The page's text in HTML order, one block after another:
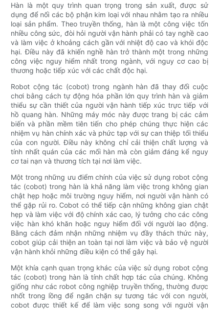
Hàn là một quy trình quan trọng trong sản xuất, được sử
dụng để nối các bộ phận kim loại với nhau nhằm tạo ra nhiều
loại sản phẩm. Theo truyền thống, hàn là một công việc tốn
nhiều công sức, đòi hỏi người vận hành phải có tay nghề cao
và làm việc ở khoảng cách gần với nhiệt độ cao và khói độc
hại. Điều này đã khiến nghề hàn trở thành một trong những
công việc nguy hiểm nhất trong ngành, với nguy cơ cao bị
thương hoặc tiếp xúc với các chất độc hại.
Robot cộng tác (cobot) trong ngành hàn đã thay đổi cuộc
chơi bằng cách tự động hóa phần lớn quy trình hàn và giảm
thiểu sự cần thiết của người vận hành tiếp xúc trực tiếp với
hồ quang hàn. Những máy móc này được trang bị các cảm
biến và phần mềm tiên tiến cho phép chúng thực hiện các
nhiệm vụ hàn chính xác và phức tạp với sự can thiệp tối thiểu
của con người. Điều này không chỉ cải thiện chất lượng và
tính nhất quán của các mối hàn mà còn giảm đáng kể nguy
cơ tai nạn và thương tích tại nơi làm việc.
Một trong những ưu điểm chính của việc sử dụng robot cộng
tác (cobot) trong hàn là khả năng làm việc trong không gian
chật hẹp hoặc môi trường nguy hiểm, nơi người vận hành có
thể gặp rủi ro. Cobot có thể tiếp cận những không gian chật
hẹp và làm việc với độ chính xác cao, lý tưởng cho các công
việc hàn khó khăn hoặc nguy hiểm đối với người lao động.
Bằng cách đảm nhận những nhiệm vụ đầy thách thức này,
cobot giúp cải thiện an toàn tại nơi làm việc và bảo vệ người
vận hành khỏi những điều kiện có thể gây hại.
Một khía cạnh quan trọng khác của việc sử dụng robot cộng
tác (cobot) trong hàn là tính chất hợp tác của chúng. Không
giống như các robot công nghiệp truyền thống, thường được
nhốt trong lồng để ngăn chặn sự tương tác với con người,
cobot được thiết kế để làm việc song song với người vận